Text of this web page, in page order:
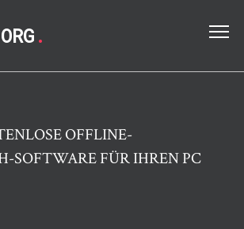
.
OFFLINE-
SOFTWARE FÜR IHREN PC